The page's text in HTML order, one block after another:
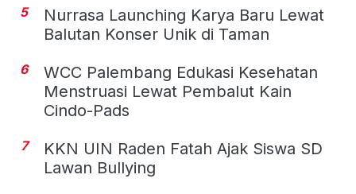
5
Nurrasa Launching Karya Baru Lewat
Balutan Konser Unik di Taman
6
WCC Palembang Edukasi Kesehatan
Menstruasi Lewat Pembalut Kain
Cindo-Pads
7
KKN UIN Raden Fatah Ajak Siswa SD
Lawan Bullying